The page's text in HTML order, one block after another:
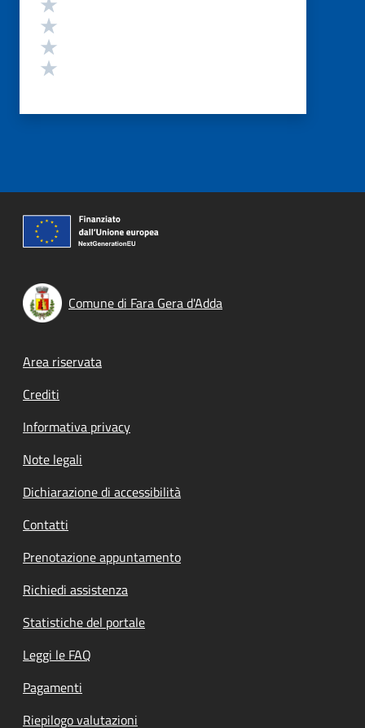
Comune di Fara Gera d'Adda
Footer menu
Area riservata
Crediti
Informativa privacy
Note legali
Dichiarazione di accessibilità
Contatti
Prenotazione appuntamento
Richiedi assistenza
Statistiche del portale
Leggi le FAQ
Pagamenti
Riepilogo valutazioni